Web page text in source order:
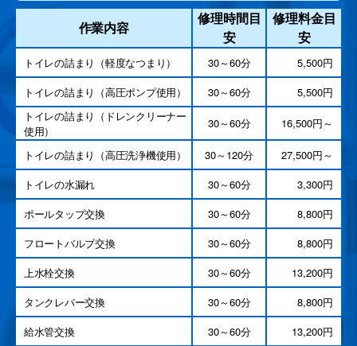
作業内容
修理時間目
安
修理料金目
安
トイレの詰まり（軽度なつまり） 30～60分
5,500円
トイレの詰まり（高圧ポンプ使用）
30～60分
5,500円
トイレの詰まり（ドレンクリーナー
使用）
30～60分 16,500円～
トイレの詰まり（高圧洗浄機使用） 30～120分
27,500円～
トイレの水漏れ
30～60分
3,300円
ポールタップ交換
30～60分
8,800円
フロートバルブ交換
30～60分
8,800円
上水栓交換
30～60分
13,200円
タンクレバー交換
30～60分
8,800円
給水管交換
30～60分
13,200円